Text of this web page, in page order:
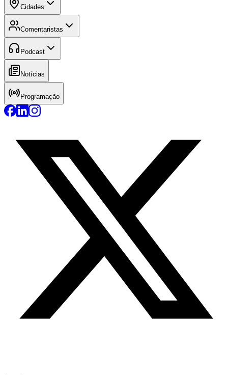
Cidades
Comentaristas
Podcast
Notícias
Programação